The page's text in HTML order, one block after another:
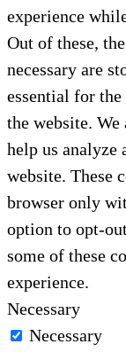
experience
Out of these,
necessary are
essential for
the website.
help us analyze
website. These
browser only
option to opt-
some of these
experience.
Necessary
Necessary